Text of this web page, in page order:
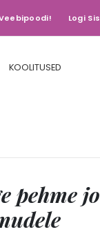
Logi
KOOLITUSED
pehme